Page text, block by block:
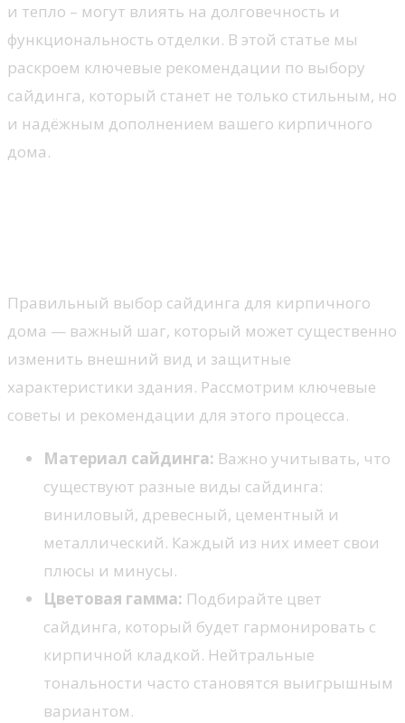
и тепло – могут влиять на долговечность и
функциональность отделки. В этой статье мы
раскроем ключевые рекомендации по выбору
сайдинга, который станет не только стильным, но
и надёжным дополнением вашего кирпичного
дома.
Правильный выбор сайдинга для кирпичного
дома — важный шаг, который может существенно
изменить внешний вид и защитные
характеристики здания. Рассмотрим ключевые
советы и рекомендации для этого процесса.
Материал сайдинга: Важно учитывать, что
существуют разные виды сайдинга:
виниловый, древесный, цементный и
металлический. Каждый из них имеет свои
плюсы и минусы.
Цветовая гамма: Подбирайте цвет
сайдинга, который будет гармонировать с
кирпичной кладкой. Нейтральные
тональности часто становятся выигрышным
вариантом.